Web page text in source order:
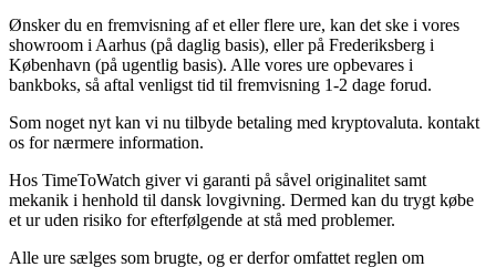
Ønsker du en fremvisning af et eller flere ure, kan det ske i vores
showroom i Aarhus (på daglig basis), eller på Frederiksberg i
København (på ugentlig basis). Alle vores ure opbevares i
bankboks, så aftal venligst tid til fremvisning 1-2 dage forud.
Som noget nyt kan vi nu tilbyde betaling med kryptovaluta. kontakt
os for nærmere information.
Hos TimeToWatch giver vi garanti på såvel originalitet samt
mekanik i henhold til dansk lovgivning. Dermed kan du trygt købe
et ur uden risiko for efterfølgende at stå med problemer.
Alle ure sælges som brugte, og er derfor omfattet reglen om